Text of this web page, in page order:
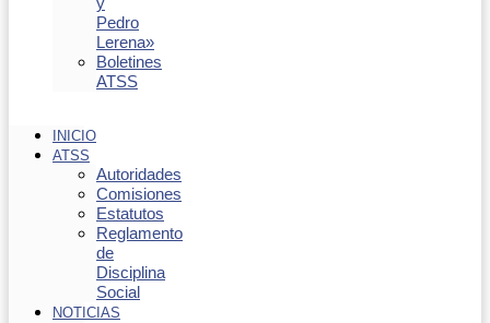
Pedro
Lerena»
Boletines
ATSS
INICIO
ATSS
Autoridades
Comisiones
Estatutos
Reglamento
de
Disciplina
Social
NOTICIAS